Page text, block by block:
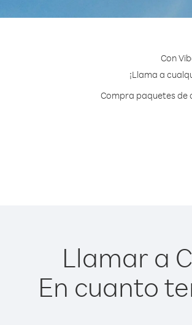
Con
¡Llama a
Compra paquetes de
Llamar a
En cuanto